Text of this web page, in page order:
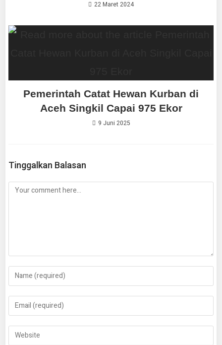
22 Maret 2024
Pemerintah Catat Hewan Kurban di
Aceh Singkil Capai 975 Ekor
9 Juni 2025
Tinggalkan Balasan